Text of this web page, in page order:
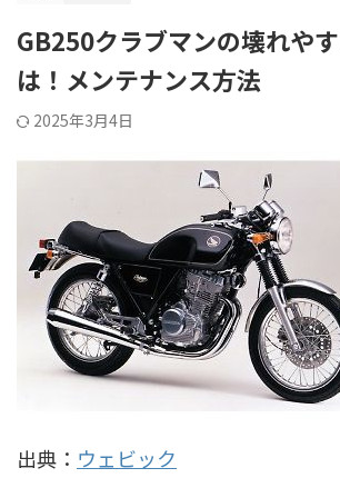
GB250クラブマンの壊れや
は！メンテナンス方法
2025年3月4日
出典： ウェビック